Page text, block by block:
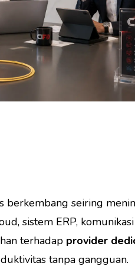
berkembang seiring
sistem ERP,
terhadap provider
tanpa gangguan.